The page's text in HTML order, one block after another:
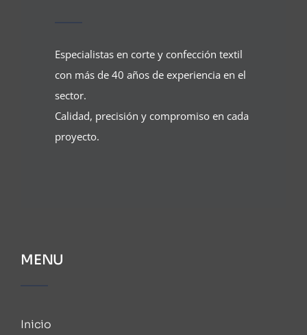
Especialistas en corte y confección textil
con más de 40 años de experiencia en el
sector.
Calidad, precisión y compromiso en cada
proyecto.
MENU
Inicio